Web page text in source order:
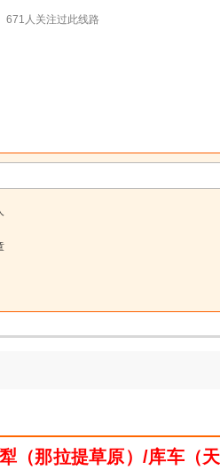
671人关注过此线路
（那拉提草原）/库车（